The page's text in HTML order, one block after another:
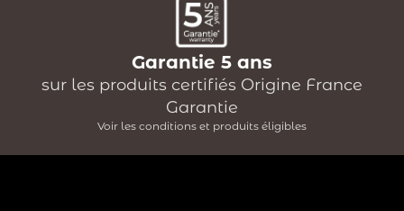
Garantie 5 ans
sur les produits certifiés Origine France
Garantie
Voir les conditions et produits éligibles